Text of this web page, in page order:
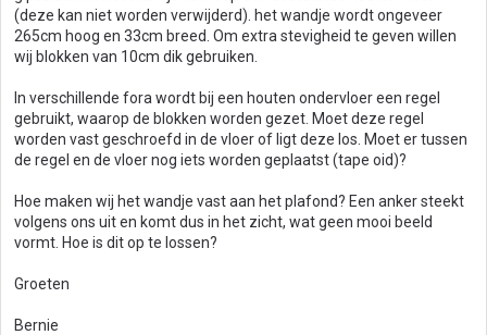
(deze kan niet worden verwijderd). het wandje wordt ongeveer
265cm hoog en 33cm breed. Om extra stevigheid te geven willen
wij blokken van 10cm dik gebruiken.
In verschillende fora wordt bij een houten ondervloer een regel
gebruikt, waarop de blokken worden gezet. Moet deze regel
worden vast geschroefd in de vloer of ligt deze los. Moet er tussen
de regel en de vloer nog iets worden geplaatst (tape oid)?
Hoe maken wij het wandje vast aan het plafond? Een anker steekt
volgens ons uit en komt dus in het zicht, wat geen mooi beeld
vormt. Hoe is dit op te lossen?
Groeten
Bernie